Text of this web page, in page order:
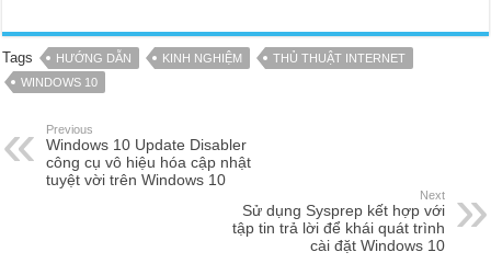
Tags HƯỚNG DẪN KINH NGHIỆM
THỦ THUẬT INTERNET
WINDOWS 10
Previous
Windows 10 Update Disabler
công cụ vô hiệu hóa cập nhật
tuyệt vời trên Windows 10
Next
Sử dụng Sysprep kết hợp với
tập tin trả lời để khái quát trình
cài đặt Windows 10